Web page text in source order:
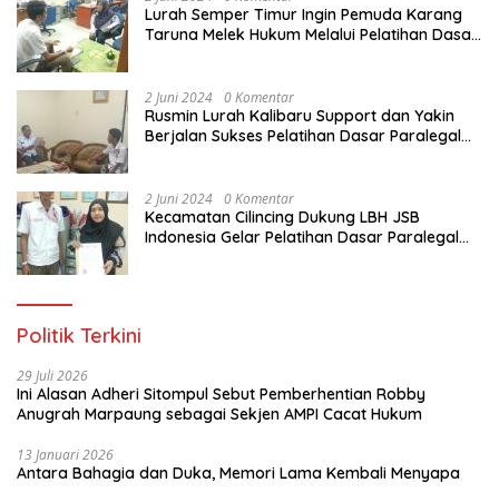
Lurah Semper Timur Ingin Pemuda Karang
Taruna Melek Hukum Melalui Pelatihan Dasar
2 Juni 2024 0 Komentar
Rusmin Lurah Kalibaru Support dan Yakin
Berjalan Sukses Pelatihan Dasar Paralegal
2 Juni 2024 0 Komentar
Kecamatan Cilincing Dukung LBH JSB
Indonesia Gelar Pelatihan Dasar Paralegal
Politik Terkini
29 Juli 2026
Ini Alasan Adheri Sitompul Sebut Pemberhentian Robby
Anugrah Marpaung sebagai Sekjen AMPI Cacat Hukum
13 Januari 2026
Antara Bahagia dan Duka, Memori Lama Kembali Menyapa